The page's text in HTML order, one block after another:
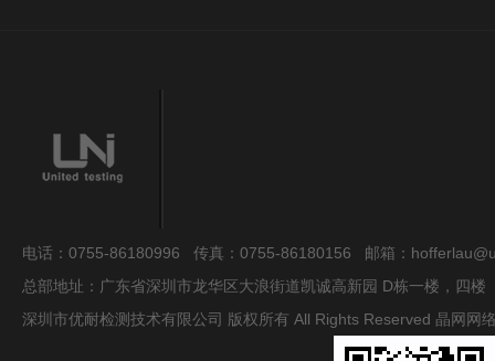
电话：0755-86180996 传真：0755-86180156 邮箱：
总部地址：广东省深圳市龙华区大浪街道凯诚高新园 D栋一楼，四楼
深圳市优耐检测技术有限公司 版权所有 All Rights Reserved 晶网网